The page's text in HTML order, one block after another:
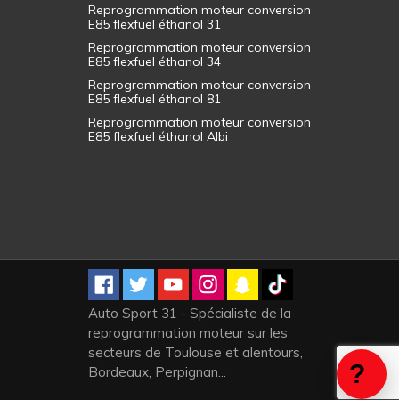
Reprogrammation moteur conversion
E85 flexfuel éthanol 31
Reprogrammation moteur conversion
E85 flexfuel éthanol 34
Reprogrammation moteur conversion
E85 flexfuel éthanol 81
Reprogrammation moteur conversion
E85 flexfuel éthanol Albi
Auto Sport 31 - Spécialiste de la
reprogrammation moteur sur les
secteurs de Toulouse et alentours,
Bordeaux, Perpignan...